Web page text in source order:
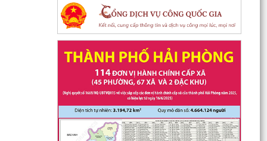
Công an xã Phú Thái phát hiện và xử lý 02
trường hợp đăng tải nội dung xuyên tạc sai sự
thật trên...